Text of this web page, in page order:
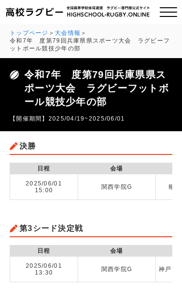
ご挨拶
大会情報
プライバシーポリシー
関連リンク
トップページ
大会情報
令和7年 度第79回兵庫県県スポーツ大会 ラグビーフ
ットボール競技少年の部
令和7年 度第79回兵庫県県ス
ポーツ大会 ラグビーフットボ
ール競技少年の部
【開催期間】2025/04/19~2025/06/01
決勝
日程 会場
2025/06/01
15:00
関西学院G 報
第3シード決定戦
日程 会場
2025/06/01
13:30
関西学院G 神戸市